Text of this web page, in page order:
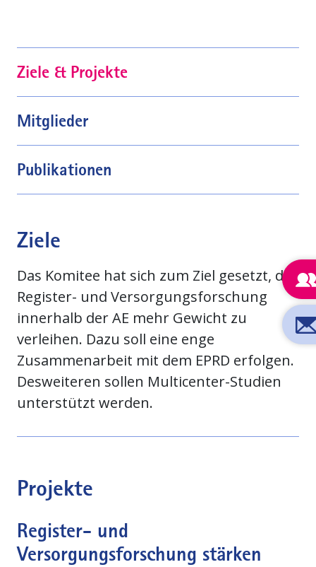
Ziele & Projekte
Mitglieder
Publikationen
Ziele
Das Komitee hat sich zum Ziel gesetzt, der
Register- und Versorgungsforschung
innerhalb der AE mehr Gewicht zu
verleihen. Dazu soll eine enge
Zusammenarbeit mit dem EPRD erfolgen.
Desweiteren sollen Multicenter-Studien
unterstützt werden.
Projekte
Register- und
Versorgungsforschung stärken